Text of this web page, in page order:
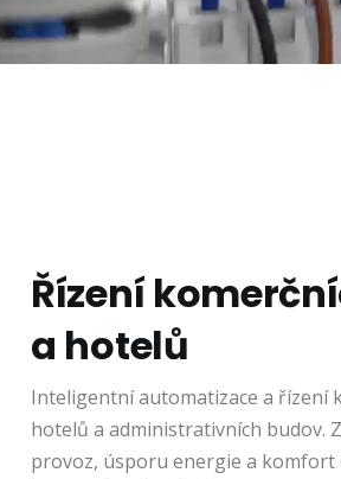
Řízení
a hotelů
Inteligentní automatizace a řízení
hotelů a administrativních budov.
provoz, úsporu energie a komfort